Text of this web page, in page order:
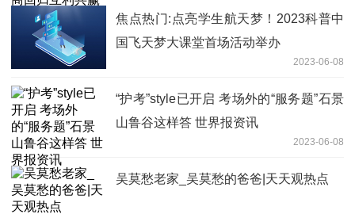
焦点热门:点亮学生航天梦！2023科普中
国飞天梦大课堂首场活动举办
2023-06-08
“护考”style已开启 考场外的“服务题”石景
山鲁谷这样答 世界报资讯
2023-06-08
吴莫愁老家_吴莫愁的爸爸|天天观热点